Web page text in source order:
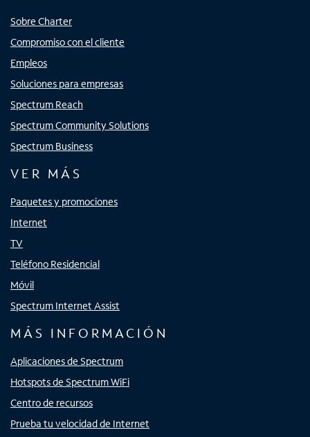
Sobre Charter
Compromiso con el cliente
Empleos
Soluciones para empresas
Spectrum Reach
Spectrum Community Solutions
Spectrum Business
VER MÁS
Paquetes y promociones
Internet
TV
Teléfono Residencial
Móvil
Spectrum Internet Assist
MÁS INFORMACIÓN
Aplicaciones de Spectrum
Hotspots de Spectrum WiFi
Centro de recursos
Prueba tu velocidad de Internet